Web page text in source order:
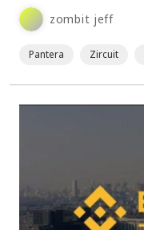
zombit jeff
Pantera Zircuit